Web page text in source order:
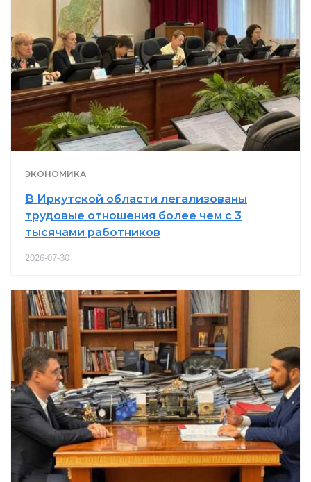
ЭКОНОМИКА
В Иркутской области легализованы
трудовые отношения более чем с 3
тысячами работников
2026-07-30